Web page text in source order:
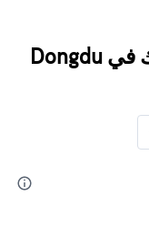
اعثر على نتائج أفضل لإقامتك في Dongdu